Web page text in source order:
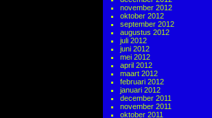
november 2012
oktober 2012
september 2012
augustus 2012
juli 2012
juni 2012
mei 2012
april 2012
maart 2012
februari 2012
januari 2012
december 2011
november 2011
oktober 2011